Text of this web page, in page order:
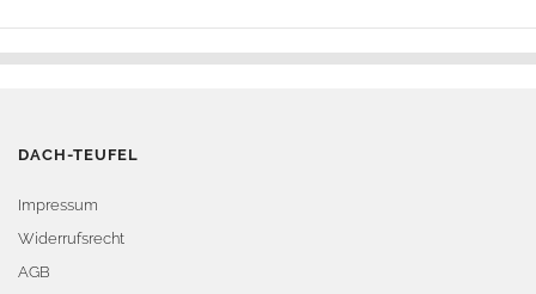
DACH-TEUFEL
Impressum
Widerrufsrecht
AGB